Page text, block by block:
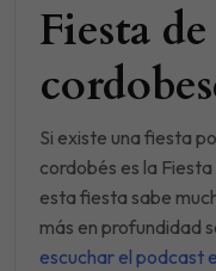
Fiesta
Si existe una fiesta
cordobés es la
esta fiesta sabe
más en profundidad
escuchar el podcast